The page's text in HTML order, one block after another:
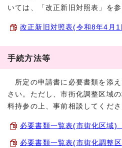
いては、「改正新旧対照表」を参
改正新旧対照表(令和8年4月
手続方法等
所定の申請書に必要書類を添
さい。ただし、市街化調整区域
料持参の上、事前相談してくださ
必要書類一覧表(市街化区域)
必要書類一覧表(市街化調整